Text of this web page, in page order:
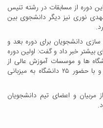
دوره از مسابقات در رشته تنیس
مهدی نوری نیز دیگر دانشجوی بین
دانشجویان برای دوره بعد و
خبر داد و گفت: اولین دوره
ها و موسسات آموزش عالی از
تاریخ ششم شهریور ماه به مدت ۱۰ روز و با حضور ۲۵ دانشگاه به میزبانی
و اعضای تیم دانشجویان